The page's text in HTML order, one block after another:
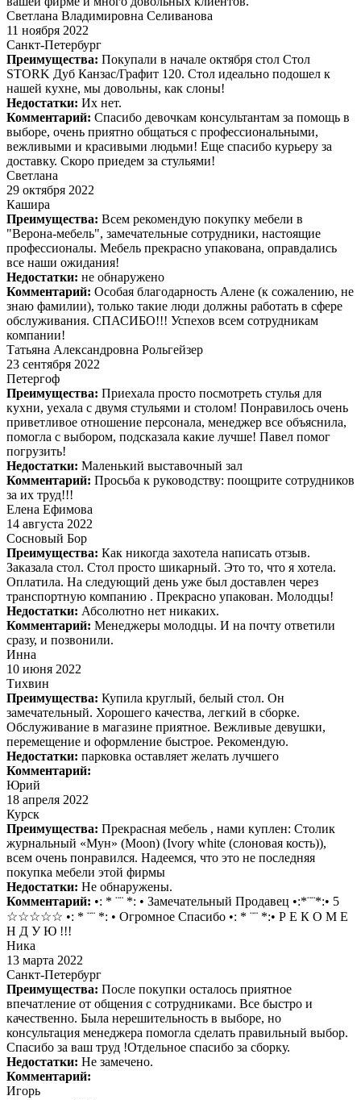
Светлана Владимировна Селиванова
11 ноября 2022
Санкт-Петербург
Преимущества: Покупали в начале октября стол Стол
STORK Дуб Канзас/Графит 120. Стол идеально подошел к
нашей кухне, мы довольны, как слоны!
Недостатки: Их нет.
Комментарий: Спасибо девочкам консультантам за помощь в
выборе, очень приятно общаться с профессиональными,
вежливыми и красивыми людьми! Еще спасибо курьеру за
доставку. Скоро приедем за стульями!
Светлана
29 октября 2022
Кашира
Преимущества: Всем рекомендую покупку мебели в
"Верона-мебель", замечательные сотрудники, настоящие
профессионалы. Мебель прекрасно упакована, оправдались
все наши ожидания!
Недостатки: не обнаружено
Комментарий: Особая благодарность Алене (к сожалению, не
знаю фамилии), только такие люди должны работать в сфере
обслуживания. СПАСИБО!!! Успехов всем сотрудникам
компании!
Татьяна Александровна Рольгейзер
23 сентября 2022
Петергоф
Преимущества: Приехала просто посмотреть стулья для
кухни, уехала с двумя стульями и столом! Понравилось очень
приветливое отношение персонала, менеджер все объяснила,
помогла с выбором, подсказала какие лучше! Павел помог
погрузить!
Недостатки: Маленький выставочный зал
Комментарий: Просьба к руководству: поощрите сотрудников
за их труд!!!
Елена Ефимова
14 августа 2022
Сосновый Бор
Преимущества: Как никогда захотела написать отзыв.
Заказала стол. Стол просто шикарный. Это то, что я хотела.
Оплатила. На следующий день уже был доставлен через
транспортную компанию . Прекрасно упакован. Молодцы!
Недостатки: Абсолютно нет никаких.
Комментарий: Менеджеры молодцы. И на почту ответили
сразу, и позвонили.
Инна
10 июня 2022
Тихвин
Преимущества: Купила круглый, белый стол. Он
замечательный. Хорошего качества, легкий в сборке.
Обслуживание в магазине приятное. Вежливые девушки,
перемещение и оформление быстрое. Рекомендую.
Недостатки: парковка оставляет желать лучшего
Комментарий:
Юрий
18 апреля 2022
Курск
Преимущества: Прекрасная мебель , нами куплен: Столик
журнальный «Мун» (Moon) (Ivory white (слоновая кость)),
всем очень понравился. Надеемся, что это не последняя
покупка мебели этой фирмы
Недостатки: Не обнаружены.
Комментарий: •: * ¨¨ *: • Замечательный Продавец •:*¨¨*:• 5
☆☆☆☆☆ •: * ¨¨ *: • Огромное Спасибо •: * ¨¨ *:• Р Е К О М Е
Н Д У Ю !!!
Ника
13 марта 2022
Санкт-Петербург
Преимущества: После покупки осталось приятное
впечатление от общения с сотрудниками. Все быстро и
качественно. Была нерешительность в выборе, но
консультация менеджера помогла сделать правильный выбор.
Спасибо за ваш труд !Отдельное спасибо за сборку.
Недостатки: Не замечено.
Комментарий:
Игорь